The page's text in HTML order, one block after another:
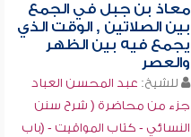
معاذ بن جبل في الجمع
بين الصلاتين , الوقت الذي
يجمع فيه بين الظهر
والعصر
للشيخ: عبد المحسن العباد
جزء من محاضرة ( شرح سنن
النسائي - كتاب المواقيت - (باب